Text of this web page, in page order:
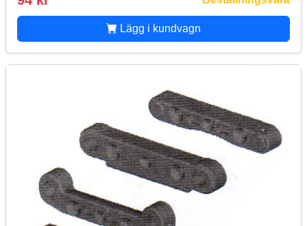
Lägg i kundvagn